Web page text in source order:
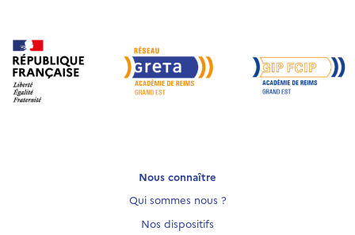
Nous connaître
Qui sommes nous ?
Nos dispositifs